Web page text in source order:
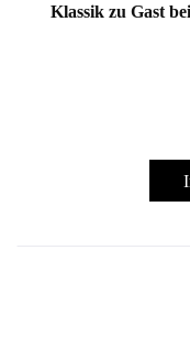
Klassik zu Gast